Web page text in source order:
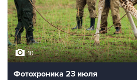
10
Фотохроника 23 июля